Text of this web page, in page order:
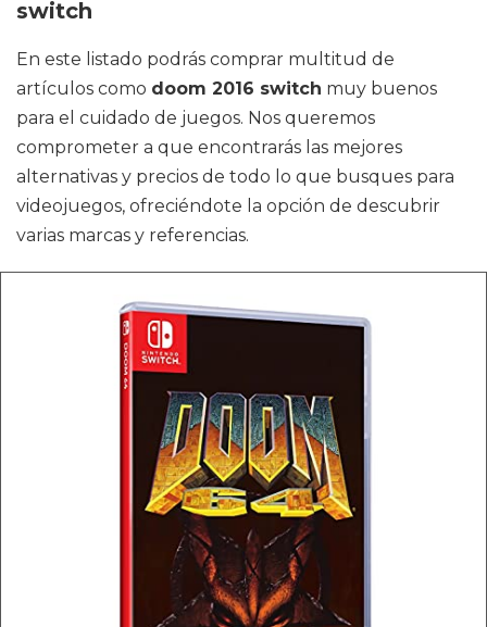
switch
En este listado podrás comprar multitud de
artículos como doom 2016 switch muy buenos
para el cuidado de juegos. Nos queremos
comprometer a que encontrarás las mejores
alternativas y precios de todo lo que busques para
videojuegos, ofreciéndote la opción de descubrir
varias marcas y referencias.